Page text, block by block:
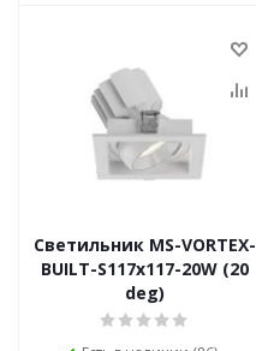
Светильник MS-VORTEX-
BUILT-S117x117-20W (20
deg)